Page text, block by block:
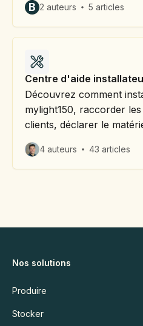
B 2 auteurs 5 articles
Centre d'aide
Découvrez comment
mylight150, raccorder
clients, déclarer le
Pro, administrer votre
réaliser vos démarches
4 auteurs 43 articles
Nos solutions
Produire
Stocker